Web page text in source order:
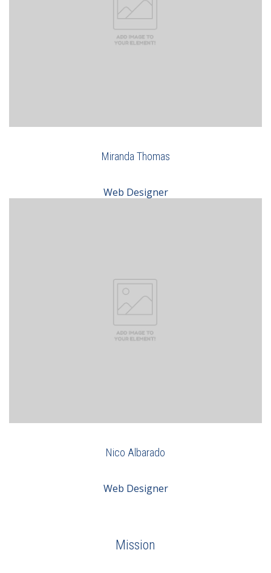
Miranda Thomas
Web Designer
Nico Albarado
Web Designer
Mission